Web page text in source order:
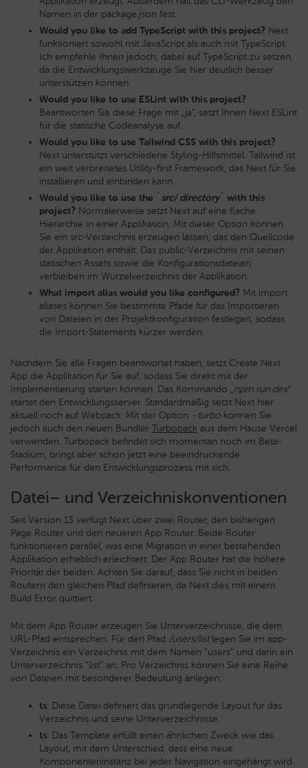
Namen in der package.json fest.
Would you like to add TypeScript with this project? Next
funktioniert sowohl mit JavaScript als auch mit TypeScript.
Ich empfehle Ihnen jedoch, dabei auf TypeScript zu setzen,
da die Entwicklungswerkzeuge Sie hier deutlich besser
unterstützen können.
Would you like to use ESLint with this project?
Beantworten Sie diese Frage mit „ja“, setzt Ihnen Next ESLint
für die statische Codeanalyse auf.
Would you like to use Tailwind CSS with this project?
Next unterstützt verschiedene Styling-Hilfsmittel. Tailwind ist
ein weit verbreitetes Utility-first Framework, das Next für Sie
installieren und einbinden kann.
Would you like to use the ` src/ directory` with this
project? Normalerweise setzt Next auf eine flache
Hierarchie in einer Applikation. Mit dieser Option können
Sie ein src-Verzeichnis erzeugen lassen, das den Quellcode
der Applikation enthält. Das public-Verzeichnis mit seinen
statischen Assets sowie die Konfigurationsdateien
verbleiben im Wurzelverzeichnis der Applikation.
What import alias would you like configured? Mit import
aliases können Sie bestimmte Pfade für das Importieren
von Dateien in der Projektkonfiguration festlegen, sodass
die Import-Statements kürzer werden.
Nachdem Sie alle Fragen beantwortet haben, setzt Create Next
App die Applikation für Sie auf, sodass Sie direkt mit der
Implementierung starten können. Das Kommando „npm run dev“
startet den Entwicklungsserver. Standardmäßig setzt Next hier
aktuell noch auf Webpack. Mit der Option –turbo können Sie
jedoch auch den neuen Bundler Turbopack aus dem Hause Vercel
verwenden. Turbopack befindet sich momentan noch im Beta-
Stadium, bringt aber schon jetzt eine beeindruckende
Performance für den Entwicklungsprozess mit sich.
Datei– und Verzeichniskonventionen
Seit Version 13 verfügt Next über zwei Router, den bisherigen
Page Router und den neueren App Router. Beide Router
funktionieren parallel, was eine Migration in einer bestehenden
Applikation erheblich erleichtert. Der App Router hat die höhere
Priorität der beiden. Achten Sie darauf, dass Sie nicht in beiden
Routern den gleichen Pfad definieren, da Next dies mit einem
Build Error quittiert.
Mit dem App Router erzeugen Sie Unterverzeichnisse, die dem
URL-Pfad entsprechen. Für den Pfad /users/listlegen Sie im app-
Verzeichnis ein Verzeichnis mit dem Namen “users” und darin ein
Unterverzeichnis “list” an. Pro Verzeichnis können Sie eine Reihe
von Dateien mit besonderer Bedeutung anlegen:
ts: Diese Datei definiert das grundlegende Layout für das
Verzeichnis und seine Unterverzeichnisse.
ts: Das Template erfüllt einen ähnlichen Zweck wie das
Layout, mit dem Unterschied, dass eine neue
Komponenteninstanz bei jeder Navigation eingehängt wird.